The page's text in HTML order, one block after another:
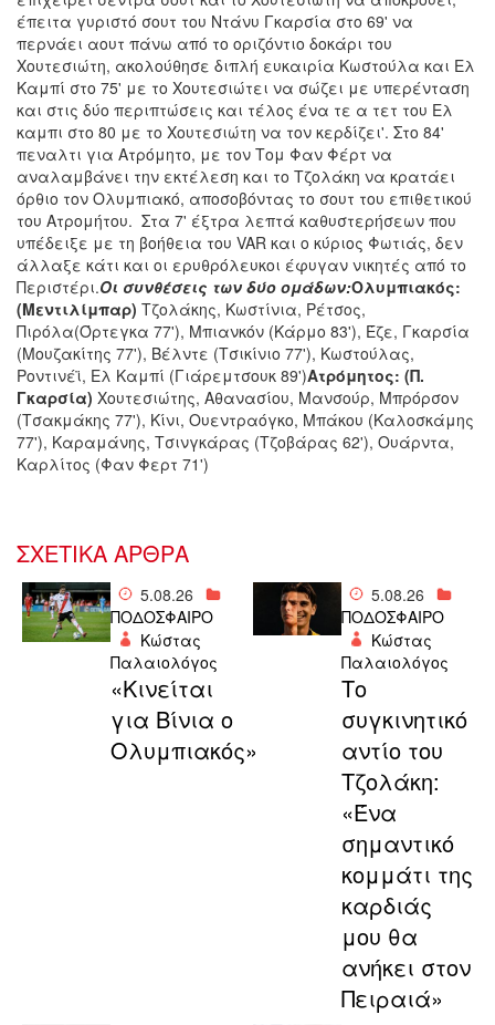
έπειτα γυριστό σουτ του Ντάνυ Γκαρσία στο 69' να
περνάει αουτ πάνω από το οριζόντιο δοκάρι του
Χουτεσιώτη, ακολούθησε διπλή ευκαιρία Κωστούλα και Ελ
Καμπί στο 75' με το Χουτεσιώτει να σώζει με υπερένταση
και στις δύο περιπτώσεις και τέλος ένα τε α τετ του Ελ
καμπι στο 80 με το Χουτεσιώτη να τον κερδίζει'. Στο 84'
πεναλτι για Ατρόμητο, με τον Τομ Φαν Φέρτ να
αναλαμβάνει την εκτέλεση και το Τζολάκη να κρατάει
όρθιο τον Ολυμπιακό, αποσοβόντας το σουτ του επιθετικού
του Ατρομήτου. Στα 7' έξτρα λεπτά καθυστερήσεων που
υπέδειξε με τη βοήθεια του VAR και ο κύριος Φωτιάς, δεν
άλλαξε κάτι και οι ερυθρόλευκοι έφυγαν νικητές από το
Περιστέρι.Οι συνθέσεις των δύο ομάδων:Ολυμπιακός:
(Mεντιλίμπαρ) Τζολάκης, Κωστίνια, Ρέτσος,
Πιρόλα(Όρτεγκα 77'), Μπιανκόν (Κάρμο 83'), Έζε, Γκαρσία
(Μουζακίτης 77'), Βέλντε (Τσικίνιο 77'), Κωστούλας,
Ροντινέϊ, Ελ Καμπί (Γιάρεμτσουκ 89')Ατρόμητος: (Π.
Γκαρσία) Χουτεσιώτης, Αθανασίου, Μανσούρ, Μπρόρσον
(Τσακμάκης 77'), Κίνι, Ουεντραόγκο, Μπάκου (Καλοσκάμης
77'), Καραμάνης, Τσινγκάρας (Τζοβάρας 62'), Ουάρντα,
Καρλίτος (Φαν Φερτ 71')
ΣΧΕΤΙΚΑ ΑΡΘΡΑ
5.08.26
ΠΟΔΟΣΦΑΙΡΟ
Κώστας
Παλαιολόγος
«Κινείται
για Βίνια ο
Ολυμπιακός»
5.08.26
ΠΟΔΟΣΦΑΙΡΟ
Κώστας
Παλαιολόγος
Το
συγκινητικό
αντίο του
Τζολάκη:
«Ένα
σημαντικό
κομμάτι της
καρδιάς
μου θα
ανήκει στον
Πειραιά»